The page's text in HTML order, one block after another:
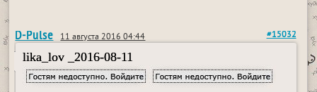
D-Pulse 11 августа 2016 04:44 #15032
lika_lov _2016-08-11